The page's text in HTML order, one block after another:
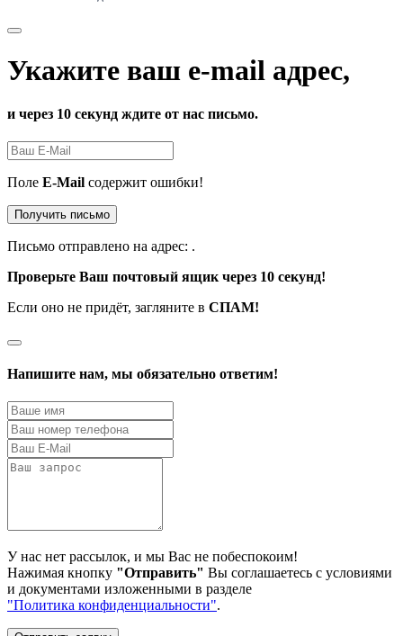
Укажите ваш e-mail адрес,
и через 10 секунд ждите от нас письмо.
Поле E-Mail содержит ошибки!
Получить письмо
Письмо отправлено на адрес: .
Проверьте Ваш почтовый ящик через 10 секунд!
Если оно не придёт, загляните в СПАМ!
Напишите нам, мы обязательно ответим!
У нас нет рассылок, и мы Вас не побеспокоим!
Нажимая кнопку "Отправить" Вы соглашаетесь с условиями
и документами изложенными в разделе
"Политика конфиденциальности".